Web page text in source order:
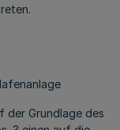
der Grundlage des